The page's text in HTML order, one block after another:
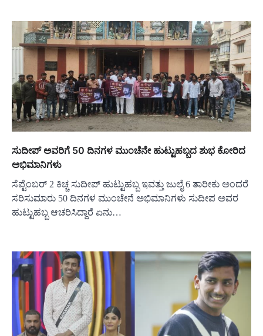
ಸುದೀಪ್ ಅವರಿಗೆ 50 ದಿನಗಳ ಮುಂಚೆನೇ ಹುಟ್ಟುಹಬ್ಬದ ಶುಭ ಕೋರಿದ
ಅಭಿಮಾನಿಗಳು
ಸೆಪ್ಟೆಂಬರ್ 2 ಕಿಚ್ಚ ಸುದೀಪ್ ಹುಟ್ಟುಹಬ್ಬ ಇವತ್ತು ಜುಲೈ 6 ತಾರೀಕು ಅಂದರೆ
ಸರಿಸುಮಾರು 50 ದಿನಗಳ ಮುಂಚೇನೆ ಅಭಿಮಾನಿಗಳು ಸುದೀಪ ಅವರ
ಹುಟ್ಟುಹಬ್ಬ ಆಚರಿಸಿದ್ದಾರೆ ಏನು…